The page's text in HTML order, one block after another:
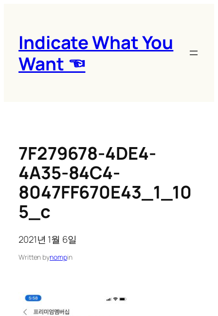
Indicate What You
Want ☜
7F279678-4DE4-
4A35-84C4-
8047FF670E43_1_10
5_c
2021년 1월 6일
Written bynompin